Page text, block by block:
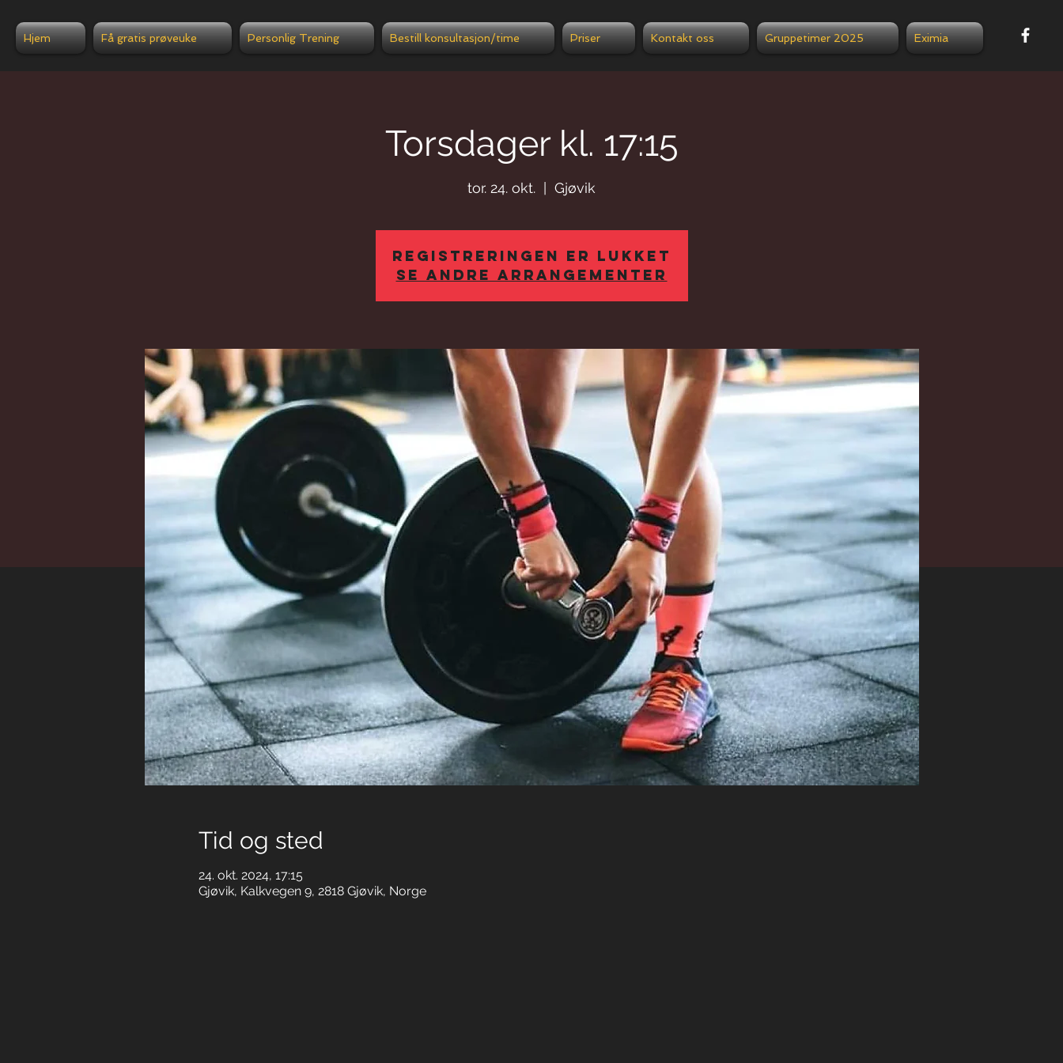
Hjem Få gratis prøveuke Personlig Trening Bestill konsultasjon/time Priser Kontakt oss Gruppetimer 2025 Eximia
Torsdager kl. 17:15
tor. 24. okt. Gjøvik
Registreringen er lukket
Se andre arrangementer
Tid og sted
24. okt. 2024, 17:15
Gjøvik, Kalkvegen 9, 2818 Gjøvik, Norge